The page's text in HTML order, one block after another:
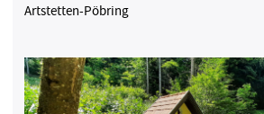
Artstetten-Pöbring